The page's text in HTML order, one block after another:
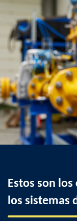
Estos son
los sistemas